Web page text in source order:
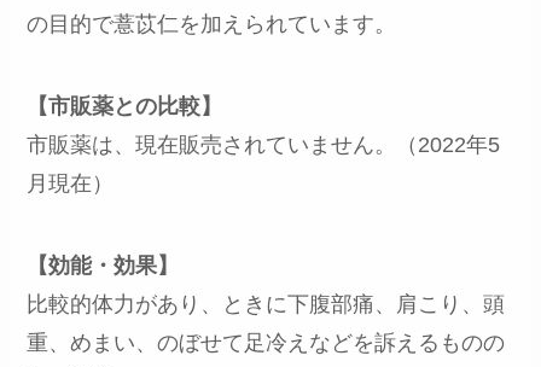
の目的で薏苡仁を加えられています。
【市販薬との比較】
市販薬は、現在販売されていません。（2022年5
月現在）
【効能・効果】
比較的体力があり、ときに下腹部痛、肩こり、頭
重、めまい、のぼせて足冷えなどを訴えるものの